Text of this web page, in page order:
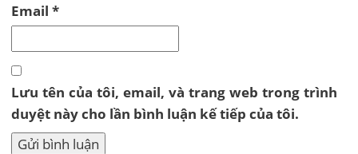
Email*
Lưu tên của tôi, email, và trang web trong trình
duyệt này cho lần bình luận kế tiếp của tôi.